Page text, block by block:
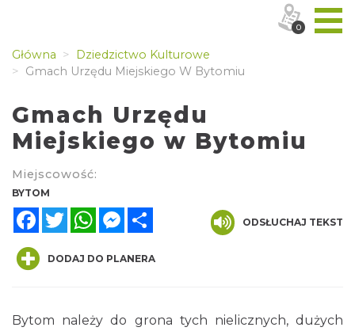
Główna
Dziedzictwo Kulturowe
Gmach Urzędu Miejskiego W Bytomiu
Gmach Urzędu
Miejskiego w Bytomiu
Miejscowość:
BYTOM
FacebookTwitterWhatsAppMessenger
ODSŁUCHAJ TEKST
DODAJ DO PLANERA
Bytom należy do grona tych nielicznych, dużych
0